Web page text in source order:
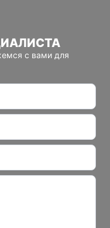
с вами для